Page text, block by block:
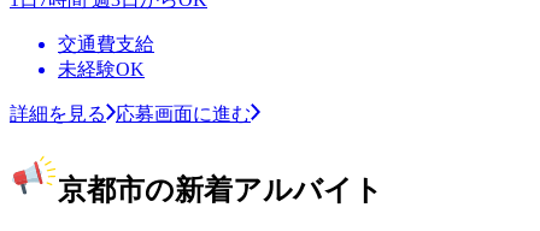
交通費支給
未経験OK
詳細を見る 応募画面に進む
京都市の新着アルバイト